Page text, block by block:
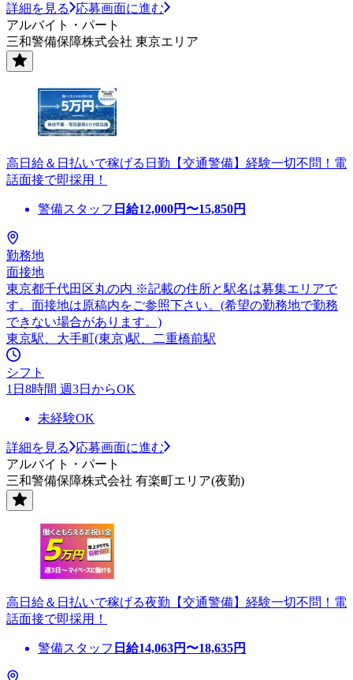
詳細を見る
応募画面に進む
アルバイト・パート
三和警備保障株式会社 東京エリア
高日給＆日払いで稼げる日勤【交通警備】経験一切不問！電
話面接で即採用！
警備スタッフ 日給12,000円〜15,850円
勤務地
面接地
東京都千代田区丸の内 ※記載の住所と駅名は募集エリアで
す。面接地は原稿内をご参照下さい。(希望の勤務地で勤務
できない場合があります。)
東京駅、大手町(東京)駅、二重橋前駅
シフト
1日8時間 週3日からOK
未経験OK
詳細を見る
応募画面に進む
アルバイト・パート
三和警備保障株式会社 有楽町エリア(夜勤)
高日給＆日払いで稼げる夜勤【交通警備】経験一切不問！電
話面接で即採用！
警備スタッフ 日給14,063円〜18,635円